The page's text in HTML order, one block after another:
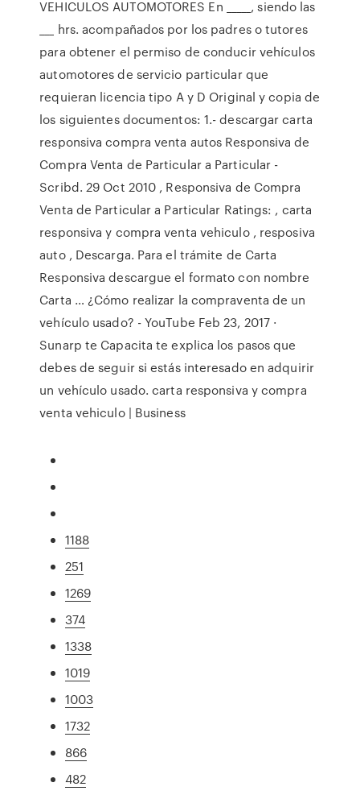
VEHICULOS AUTOMOTORES En _____, siendo las
___ hrs. acompañados por los padres o tutores
para obtener el permiso de conducir vehículos
automotores de servicio particular que
requieran licencia tipo A y D Original y copia de
los siguientes documentos: 1.- descargar carta
responsiva compra venta autos Responsiva de
Compra Venta de Particular a Particular -
Scribd. 29 Oct 2010 , Responsiva de Compra
Venta de Particular a Particular Ratings: , carta
responsiva y compra venta vehiculo , resposiva
auto , Descarga. Para el trámite de Carta
Responsiva descargue el formato con nombre
Carta … ¿Cómo realizar la compraventa de un
vehículo usado? - YouTube Feb 23, 2017 ·
Sunarp te Capacita te explica los pasos que
debes de seguir si estás interesado en adquirir
un vehículo usado. carta responsiva y compra
venta vehiculo | Business
1188
251
1269
374
1338
1019
1003
1732
866
482